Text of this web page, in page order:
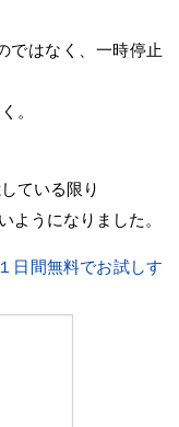
ではなく、一時停止
。
ている限り
ようになりました。
日間無料でお試しす